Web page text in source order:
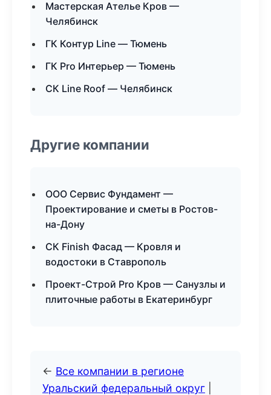
Мастерская Ателье Кров —
Челябинск
ГК Контур Line — Тюмень
ГК Pro Интерьер — Тюмень
СК Line Roof — Челябинск
Другие компании
ООО Сервис Фундамент —
Проектирование и сметы в Ростов-
на-Дону
СК Finish Фасад — Кровля и
водостоки в Ставрополь
Проект-Строй Pro Кров — Санузлы и
плиточные работы в Екатеринбург
← Все компании в регионе
Уральский федеральный округ